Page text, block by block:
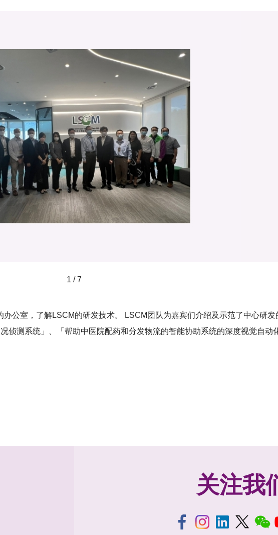
1 / 7
公室，了解LSCM的研发技术。 LSCM团队为嘉宾们介绍及示范了中心研
侦测系统」、「帮助中医院配药和分发物流的智能协助系统的深度视觉自动
关注我